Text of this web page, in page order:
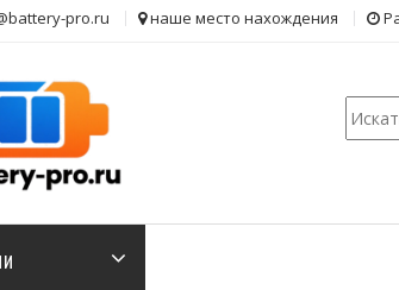
pro.ru наше место нахождения
Поиск